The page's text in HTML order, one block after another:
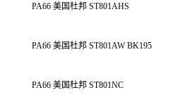
PA66 美国杜邦 ST801AHS
PA66 美国杜邦 ST801AW BK195
PA66 美国杜邦 ST801NC